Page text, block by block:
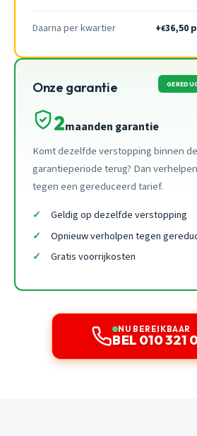
Daarna per kwartier +€36,50
Onze garantie
2maanden garantie
Komt dezelfde verstopping binnen de
garantieperiode terug? Dan
tegen een gereduceerd tarief.
Geldig op dezelfde verstopping
Opnieuw verholpen tegen
Gratis voorrijkosten
NU BEREIKBAAR
BEL 010 321